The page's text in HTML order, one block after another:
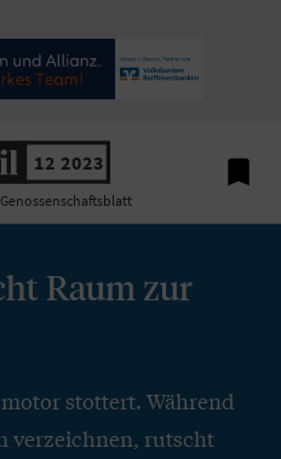
12 2023 
Raum zur
stottert. Während
verzeichnen, rutscht